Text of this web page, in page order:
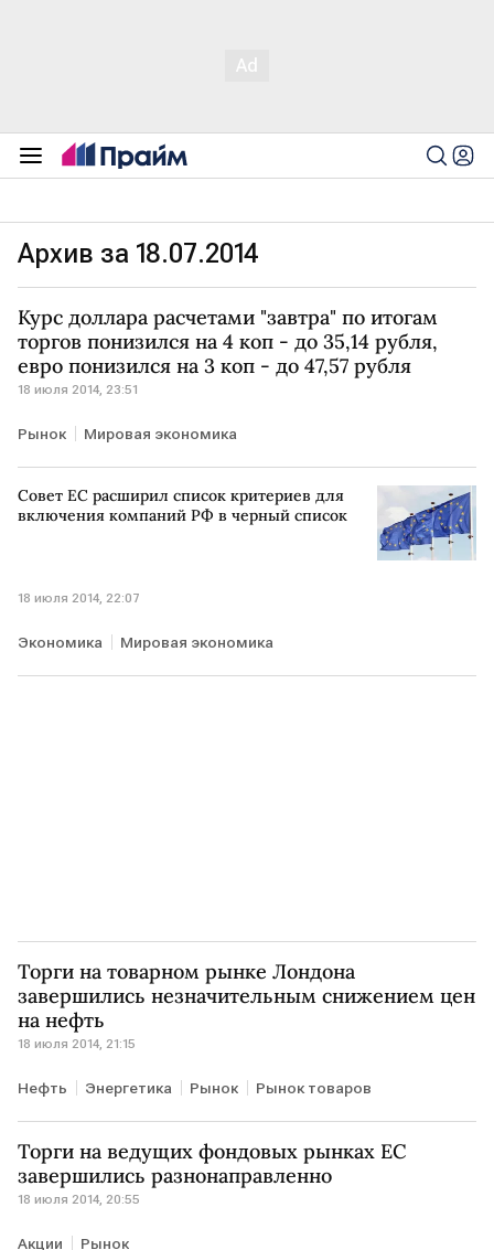
Архив за 18.07.2014
Курс доллара расчетами "завтра" по итогам
торгов понизился на 4 коп - до 35,14 рубля,
евро понизился на 3 коп - до 47,57 рубля
18 июля 2014, 23:51
Рынок Мировая экономика
Совет ЕС расширил список критериев для
включения компаний РФ в черный список
18 июля 2014, 22:07
Экономика Мировая экономика
Торги на товарном рынке Лондона
завершились незначительным снижением цен
на нефть
18 июля 2014, 21:15
Нефть Энергетика Рынок Рынок товаров
Торги на ведущих фондовых рынках ЕС
завершились разнонаправленно
18 июля 2014, 20:55
Акции Рынок